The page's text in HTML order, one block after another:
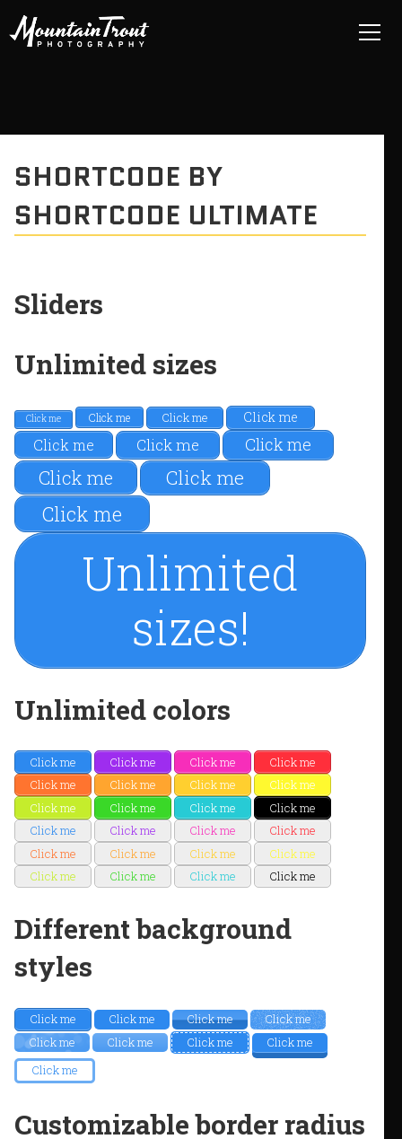
SHORTCODE BY
SHORTCODE ULTIMATE
Sliders
Unlimited sizes
Click me Click me Click me Click me
Click me Click me Click me
Click me Click me
Click me
Unlimited
sizes!
Unlimited colors
Click me Click me Click me
Click me
Click me
Click me Click me
Click me
Click me
Click me Click me
Click me
Click me
Click me Click me
Click me
Click me
Click me Click me
Click me
Click me
Click me Click me Click me
Different background
styles
Click me Click me Click me
Click me
Click me
Click me Click me
Click me
Click me
Customizable border radius